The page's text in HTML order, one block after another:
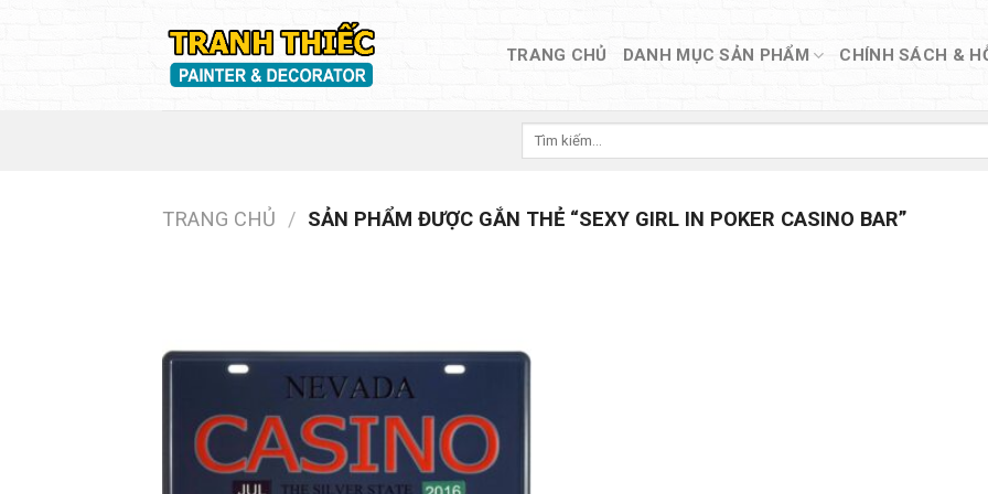
TRANG CHỦ DANH MỤC SẢN PHẨM CHÍNH SÁCH &
Tìm
TRANG CHỦ / SẢN PHẨM ĐƯỢC GẮN THẺ “SEXY GIRL IN POKER CASINO BAR”